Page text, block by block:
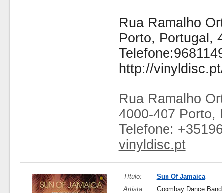
Rua Ramalho
Porto, Portugal,
http://
Rua Ramalho
4000-407 Porto,
Telefone:
vinyldisc.pt
Título:
Sun Of Jamaica
Artista:
Goombay Dance Band